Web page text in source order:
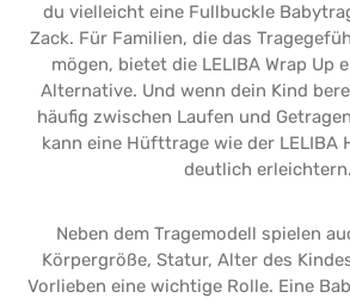
du vielleicht eine Fullbuckle
Zack. Für Familien, die das
mögen, bietet die LELIBA Wrap Up
Alternative. Und wenn dein Kind
häufig zwischen Laufen und
kann eine Hüfttrage wie der LELIBA
deutlich erleichtern.
Neben dem Tragemodell spielen
Körpergröße, Statur, Alter des
Vorlieben eine wichtige Rolle. Eine